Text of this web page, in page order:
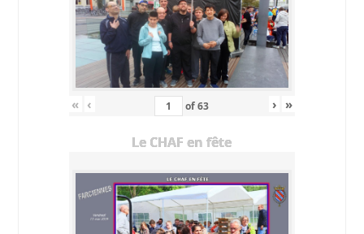
« ‹ of63 › »
Le CHAF en fête